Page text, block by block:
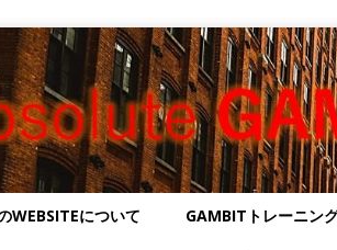
WEBSITEについて GAMBITトレーニン